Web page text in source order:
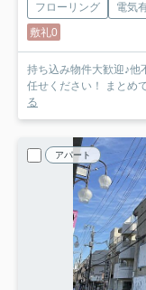
フローリング
電気
敷礼0
持ち込み物件大歓迎♪他
任せください！ まとめ
る
アパート